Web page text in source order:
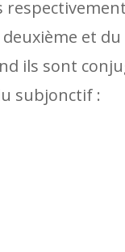
et
ils sont
subjonctif :